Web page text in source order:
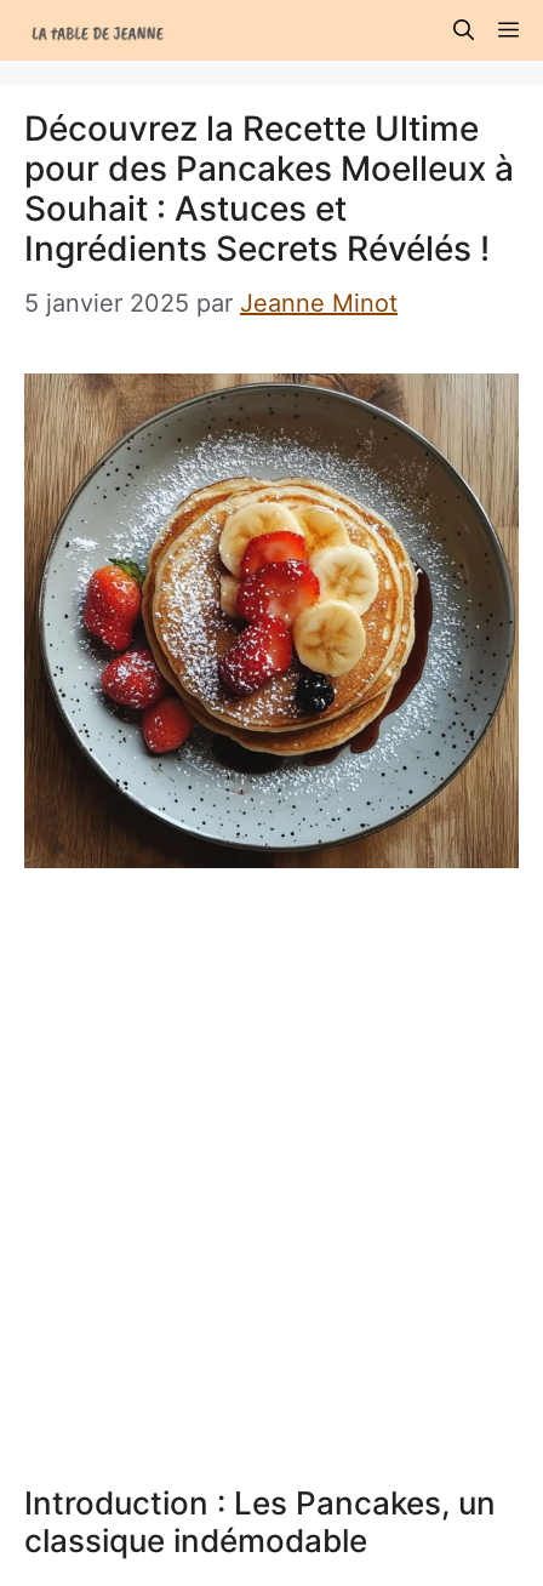
au
Découvrez la Recette Ultime
pour des Pancakes Moelleux à
Souhait : Astuces et
Ingrédients Secrets Révélés !
5 janvier 2025 par Jeanne Minot
Introduction : Les Pancakes, un
classique indémodable